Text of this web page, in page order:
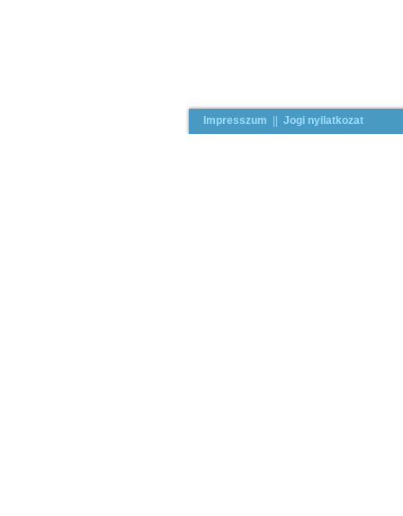
Impresszum || Jogi nyilatkozat